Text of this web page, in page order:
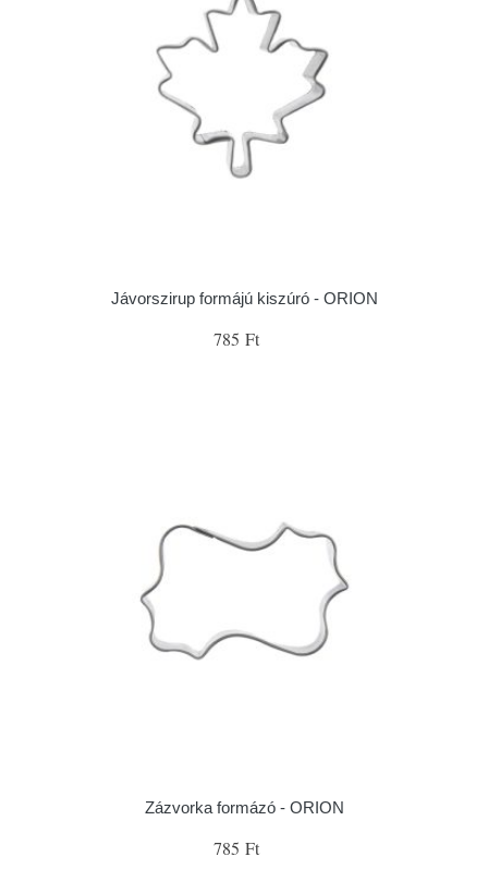
Jávorszirup formájú kiszúró - ORION
785 Ft
Zázvorka formázó - ORION
785 Ft